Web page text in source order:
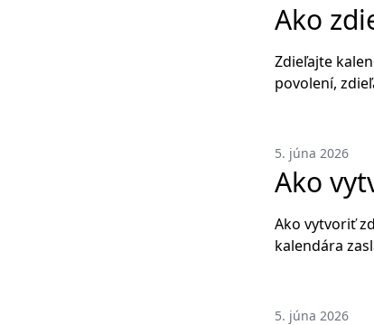
Ako
Zdieľajte
povolení,
5. júna 2026
Ako
Ako vytvoriť
kalendára
5. júna 2026